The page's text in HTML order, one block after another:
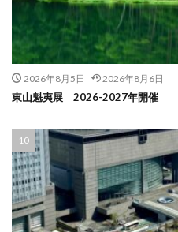
2026年8月5日 2026年8月6日
東山魁夷展 2026-2027年開催